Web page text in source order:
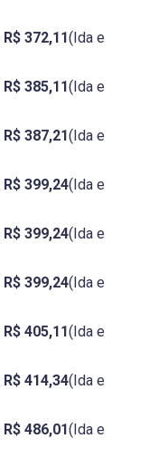
R$ 372,11(Ida e
R$ 385,11(Ida e
R$ 387,21(Ida e
R$ 399,24(Ida e
R$ 399,24(Ida e
R$ 399,24(Ida e
R$ 405,11(Ida e
R$ 414,34(Ida e
R$ 486,01(Ida e